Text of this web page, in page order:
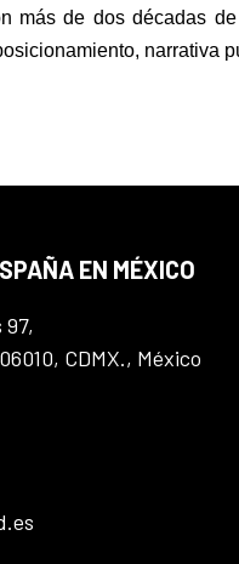
más de dos décadas
narrativa
EN MÉXICO
CDMX., México